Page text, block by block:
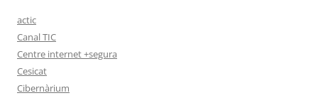
actic
Canal TIC
Centre internet +segura
Cesicat
Cibernàrium